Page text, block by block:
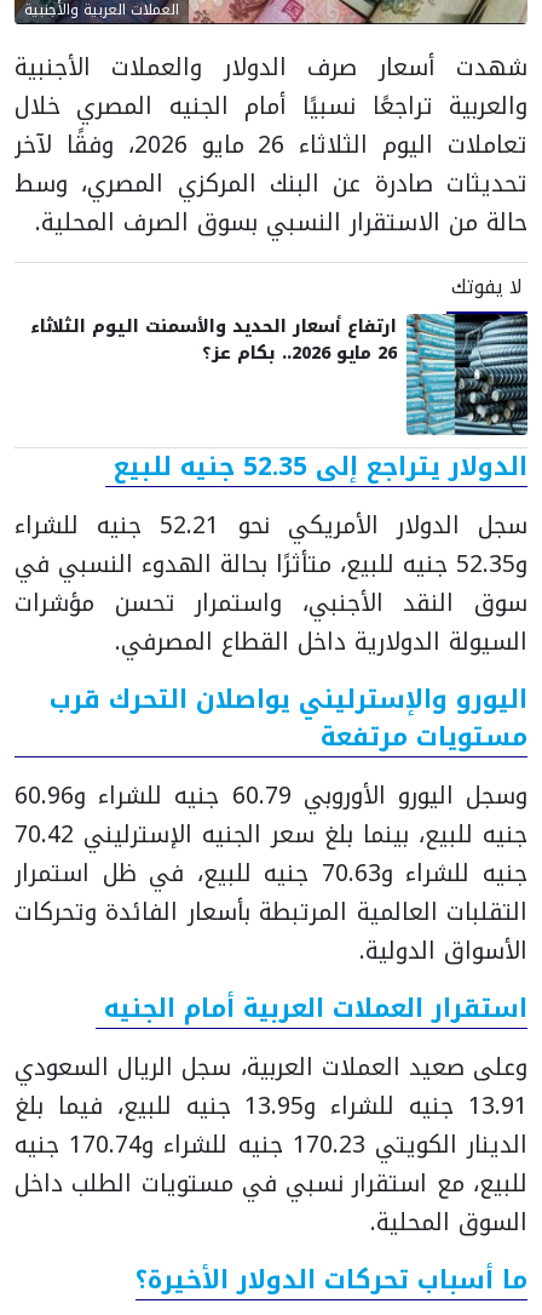
العملات العربية والأجنبية
شهدت أسعار صرف الدولار والعملات الأجنبية
والعربية تراجعًا نسبيًا أمام الجنيه المصري خلال
تعاملات اليوم الثلاثاء 26 مايو 2026، وفقًا لآخر
تحديثات صادرة عن البنك المركزي المصري، وسط
حالة من الاستقرار النسبي بسوق الصرف المحلية.
لا يفوتك
ارتفاع أسعار الحديد والأسمنت اليوم الثلاثاء
26 مايو 2026.. بكام عز؟
الدولار يتراجع إلى 52.35 جنيه للبيع
سجل الدولار الأمريكي نحو 52.21 جنيه للشراء
و52.35 جنيه للبيع، متأثرًا بحالة الهدوء النسبي في
سوق النقد الأجنبي، واستمرار تحسن مؤشرات
السيولة الدولارية داخل القطاع المصرفي.
اليورو والإسترليني يواصلان التحرك قرب
مستويات مرتفعة
وسجل اليورو الأوروبي 60.79 جنيه للشراء و60.96
جنيه للبيع، بينما بلغ سعر الجنيه الإسترليني 70.42
جنيه للشراء و70.63 جنيه للبيع، في ظل استمرار
التقلبات العالمية المرتبطة بأسعار الفائدة وتحركات
الأسواق الدولية.
استقرار العملات العربية أمام الجنيه
وعلى صعيد العملات العربية، سجل الريال السعودي
13.91 جنيه للشراء و13.95 جنيه للبيع، فيما بلغ
الدينار الكويتي 170.23 جنيه للشراء و170.74 جنيه
للبيع، مع استقرار نسبي في مستويات الطلب داخل
السوق المحلية.
ما أسباب تحركات الدولار الأخيرة؟